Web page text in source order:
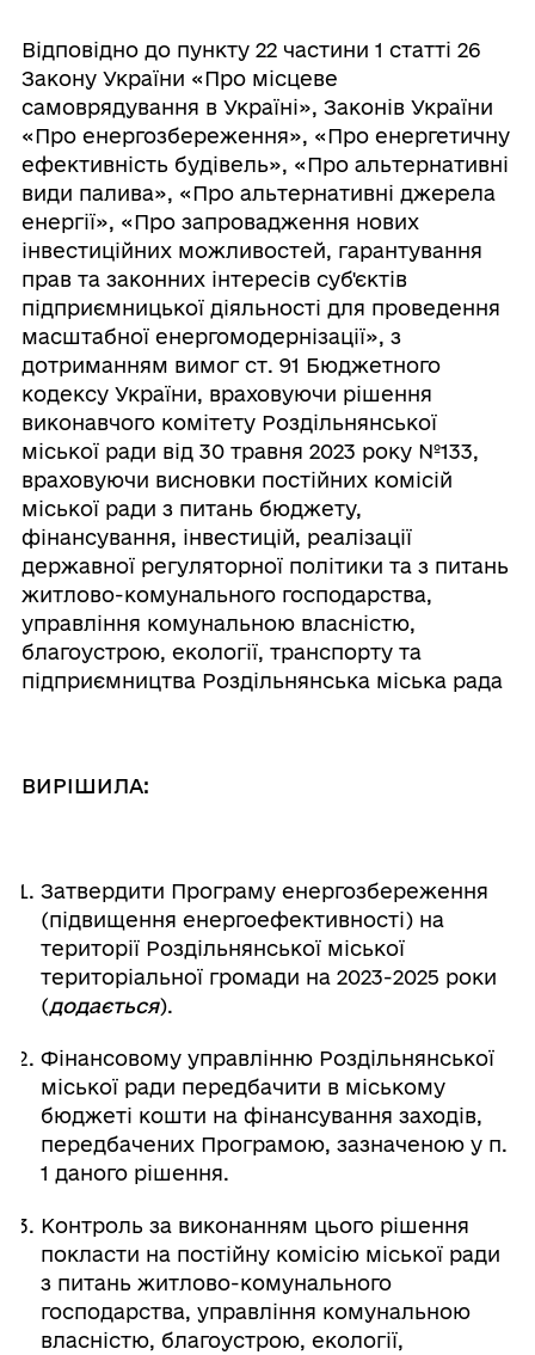
Відповідно до пункту 22 частини 1 статті 26
Закону України «Про місцеве
самоврядування в Україні», Законів України
«Про енергозбереження», «Про енергетичну
ефективність будівель», «Про альтернативні
види палива», «Про альтернативні джерела
енергії», «Про запровадження нових
інвестиційних можливостей, гарантування
прав та законних інтересів суб'єктів
підприємницької діяльності для проведення
масштабної енергомодернізації», з
дотриманням вимог ст. 91 Бюджетного
кодексу України, враховуючи рішення
виконавчого комітету Роздільнянської
міської ради від 30 травня 2023 року №133,
враховуючи висновки постійних комісій
міської ради з питань бюджету,
фінансування, інвестицій, реалізації
державної регуляторної політики та з питань
житлово-комунального господарства,
управління комунальною власністю,
благоустрою, екології, транспорту та
підприємництва Роздільнянська міська рада
ВИРІШИЛА:
Затвердити Програму енергозбереження
(підвищення енергоефективності) на
території Роздільнянської міської
територіальної громади на 2023-2025 роки
(додається).
Фінансовому управлінню Роздільнянської
міської ради передбачити в міському
бюджеті кошти на фінансування заходів,
передбачених Програмою, зазначеною у п.
1 даного рішення.
Контроль за виконанням цього рішення
покласти на постійну комісію міської ради
з питань житлово-комунального
господарства, управління комунальною
власністю, благоустрою, екології,